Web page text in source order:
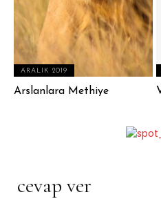
ARALIK 2019
Arslanlara Methiye
cevap ver